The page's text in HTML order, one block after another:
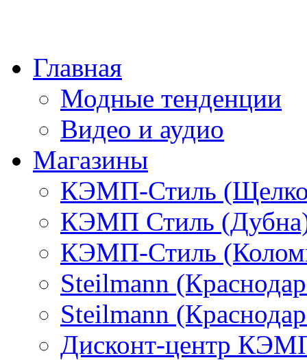
Главная
Модные тенденции
Видео и аудио
Магазины
КЭМП-Стиль
КЭМП Стиль
КЭМП-Стиль
Steilmann
Steilmann
Дисконт-центр